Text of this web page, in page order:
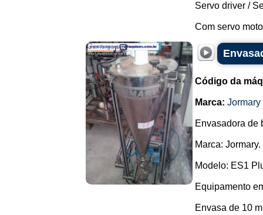
Servo driver /
Com servo
Código da
Marca: Jormary
Envasadora de
Marca: Jormary.
Modelo: ES1
Equipamento
Envasa de 10